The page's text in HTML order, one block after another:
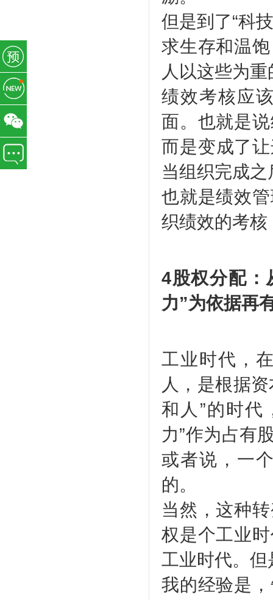
但是到了“科
求生存和温
人以这些为
绩效考核应
面。也就是
而是变成了
当组织完成
也就是绩效
织绩效的考
4股权分配：
力”为依据再
工业时代，
人，是根据
和人”的时代
力”作为占有
或者说，一
的。
当然，这种
权是个工业
工业时代。但
我的经验是